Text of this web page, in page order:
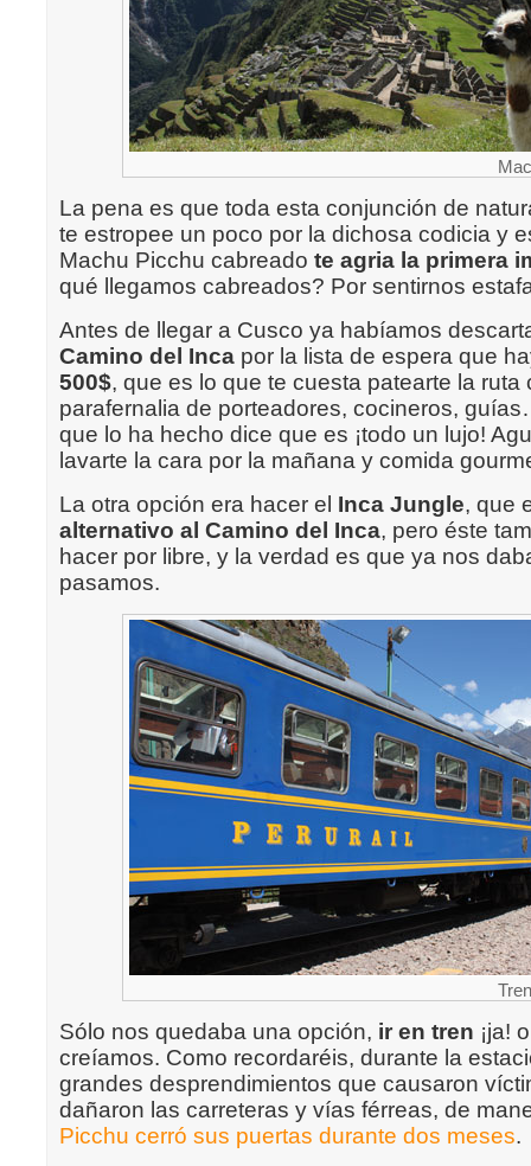
La pena es que toda esta conjunción de
te estropee un poco por la dichosa codicia y
Machu Picchu cabreado te agria la primera
qué llegamos cabreados? Por sentirnos
Antes de llegar a Cusco ya habíamos
Camino del Inca por la lista de espera que
500$, que es lo que te cuesta patearte la ruta
parafernalia de porteadores, cocineros,
que lo ha hecho dice que es ¡todo un lujo!
lavarte la cara por la mañana y comida
La otra opción era hacer el Inca Jungle, que
alternativo al Camino del Inca, pero éste
hacer por libre, y la verdad es que ya nos
pasamos.
Sólo nos quedaba una opción, ir en tren ¡ja!
creíamos. Como recordaréis, durante la
grandes desprendimientos que causaron
dañaron las carreteras y vías férreas, de
Picchu cerró sus puertas durante dos meses.